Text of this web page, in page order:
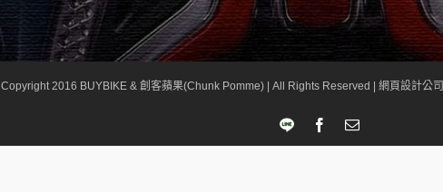
Copyright 2016 BUYBIKE & 創客蘋果(Chunk Pomme) | All Rights Reserved | 網頁設計公司
LINE FacebookEmail: